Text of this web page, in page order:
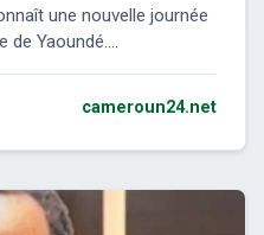
une nouvelle journée
de Yaoundé....
cameroun24.net